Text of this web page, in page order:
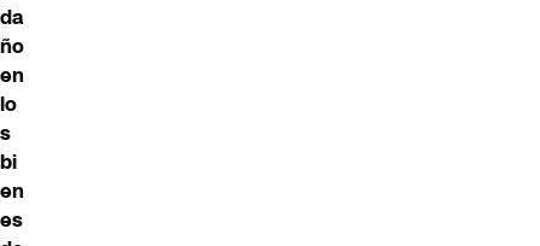
da
ño
en
lo
s
bi
en
es